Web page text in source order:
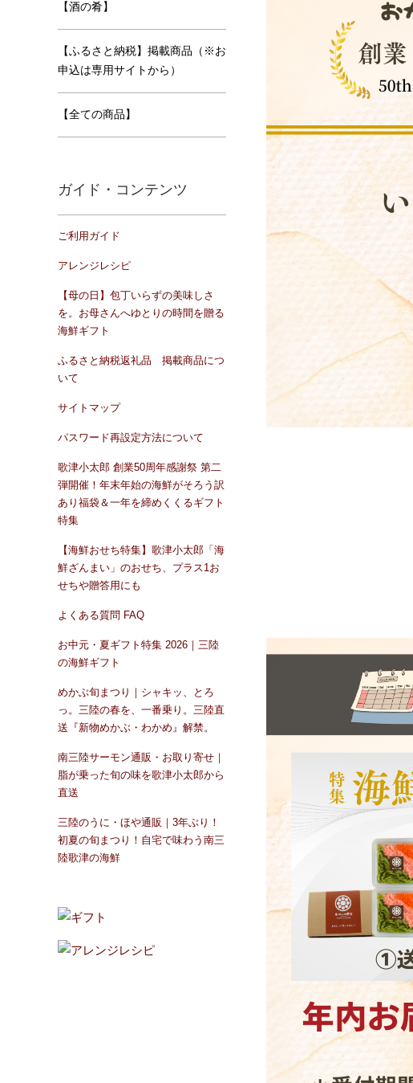
【酒の肴】
【ふるさと納税】掲載商品（※お
申込は専用サイトから）
【全ての商品】
ガイド・コンテンツ
ご利用ガイド
アレンジレシピ
【母の日】包丁いらずの美味しさ
を。お母さんへゆとりの時間を贈る
海鮮ギフト
ふるさと納税返礼品 掲載商品につ
いて
サイトマップ
パスワード再設定方法について
歌津小太郎 創業50周年感謝祭 第二
弾開催！年末年始の海鮮がそろう訳
あり福袋＆一年を締めくくるギフト
特集
【海鮮おせち特集】歌津小太郎「海
鮮ざんまい」のおせち、プラス1お
せちや贈答用にも
よくある質問 FAQ
お中元・夏ギフト特集 2026｜三陸
の海鮮ギフト
めかぶ旬まつり｜シャキッ、とろ
っ。三陸の春を、一番乗り。三陸直
送『新物めかぶ・わかめ』解禁。
南三陸サーモン通販・お取り寄せ｜
脂が乗った旬の味を歌津小太郎から
直送
三陸のうに・ほや通販｜3年ぶり！
初夏の旬まつり！自宅で味わう南三
陸歌津の海鮮